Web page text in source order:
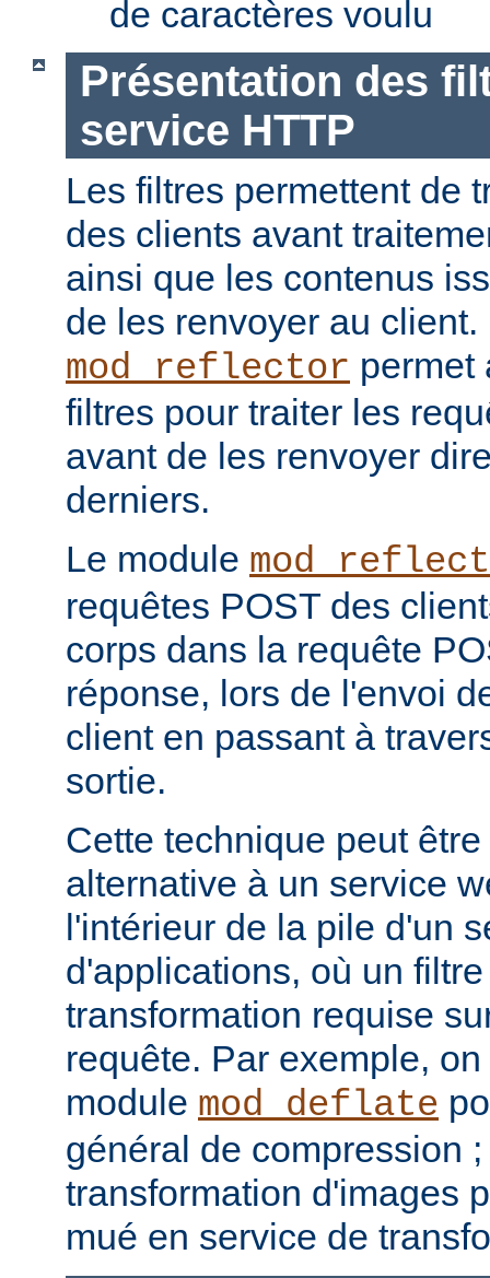
de caractères voulu
Présentation des
service HTTP
Les filtres permettent de
des clients avant
ainsi que les contenus
de les renvoyer au
mod_reflector permet
filtres pour traiter les
avant de les renvoyer
derniers.
Le module
requêtes POST des
corps dans la requête
réponse, lors de l'envoi
client en passant à
sortie.
Cette technique peut
alternative à un service
l'intérieur de la pile d'un
d'applications, où un
transformation requise
requête. Par exemple,
module mod_deflate
général de compression
transformation d'images
mué en service de